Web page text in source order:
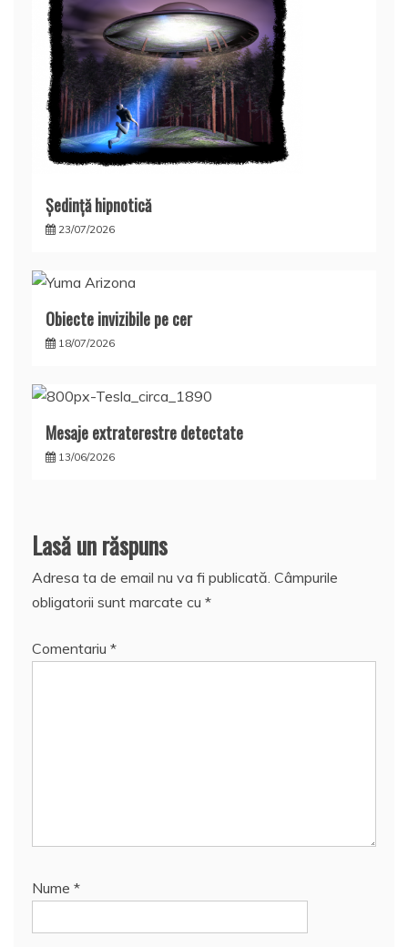
Şedinţă hipnotică
23/07/2026
Obiecte invizibile pe cer
18/07/2026
Mesaje extraterestre detectate
13/06/2026
Lasă un răspuns
Adresa ta de email nu va fi publicată. Câmpurile
obligatorii sunt marcate cu *
Comentariu *
Nume *